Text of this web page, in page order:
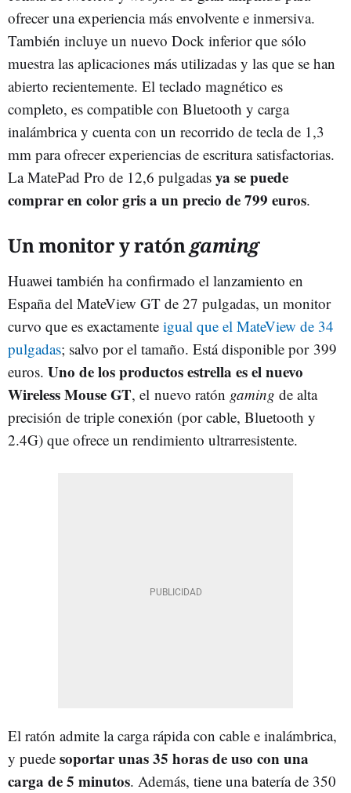
ofrecer una experiencia más envolvente e inmersiva.
También incluye un nuevo Dock inferior que sólo
muestra las aplicaciones más utilizadas y las que se han
abierto recientemente. El teclado magnético es
completo, es compatible con Bluetooth y carga
inalámbrica y cuenta con un recorrido de tecla de 1,3
mm para ofrecer experiencias de escritura satisfactorias.
La MatePad Pro de 12,6 pulgadas ya se puede
comprar en color gris a un precio de 799 euros.
Un monitor y ratóngaming
Huawei también ha confirmado el lanzamiento en
España del MateView GT de 27 pulgadas, un monitor
curvo que es exactamente igual que el MateView de 34
pulgadas; salvo por el tamaño. Está disponible por 399
euros. Uno de los productos estrella es el nuevo
Wireless Mouse GT, el nuevo ratón gaming de alta
precisión de triple conexión (por cable, Bluetooth y
2.4G) que ofrece un rendimiento ultrarresistente.
El ratón admite la carga rápida con cable e inalámbrica,
y puede soportar unas 35 horas de uso con una
carga de 5 minutos. Además, tiene una batería de 350